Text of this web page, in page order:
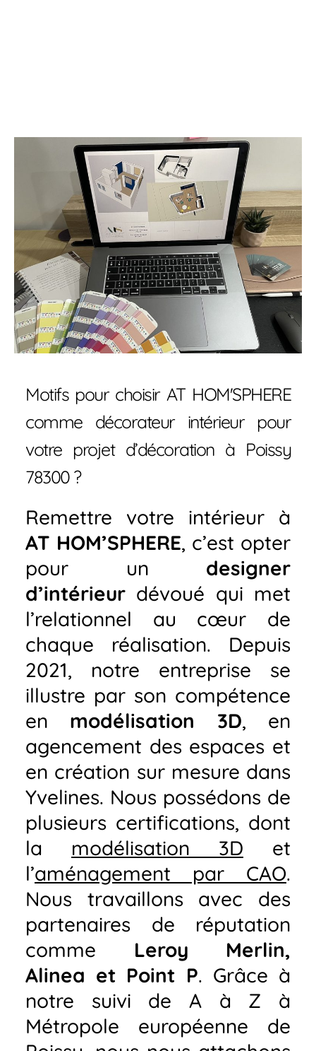
Motifs pour choisir AT HOM'SPHERE
comme décorateur intérieur pour
votre projet d’décoration à Poissy
78300 ?
Remettre votre intérieur à
AT HOM’SPHERE, c’est opter
pour un designer
d’intérieur dévoué qui met
l’relationnel au cœur de
chaque réalisation. Depuis
2021, notre entreprise se
illustre par son compétence
en modélisation 3D, en
agencement des espaces et
en création sur mesure dans
Yvelines. Nous possédons de
plusieurs certifications, dont
la modélisation 3D et
l’aménagement par CAO.
Nous travaillons avec des
partenaires de réputation
comme Leroy Merlin,
Alinea et Point P. Grâce à
notre suivi de A à Z à
Métropole européenne de